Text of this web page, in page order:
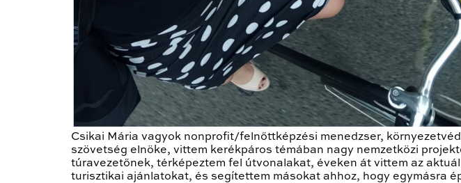
Csikai Mária vagyok nonprofit/felnőttképzési menedzser,
szövetség elnöke, vittem kerékpáros témában nagy nemzetközi
túravezetőnek, térképeztem fel útvonalakat, éveken át vittem az
turisztikai ajánlatokat, és segítettem másokat ahhoz, hogy egymásra